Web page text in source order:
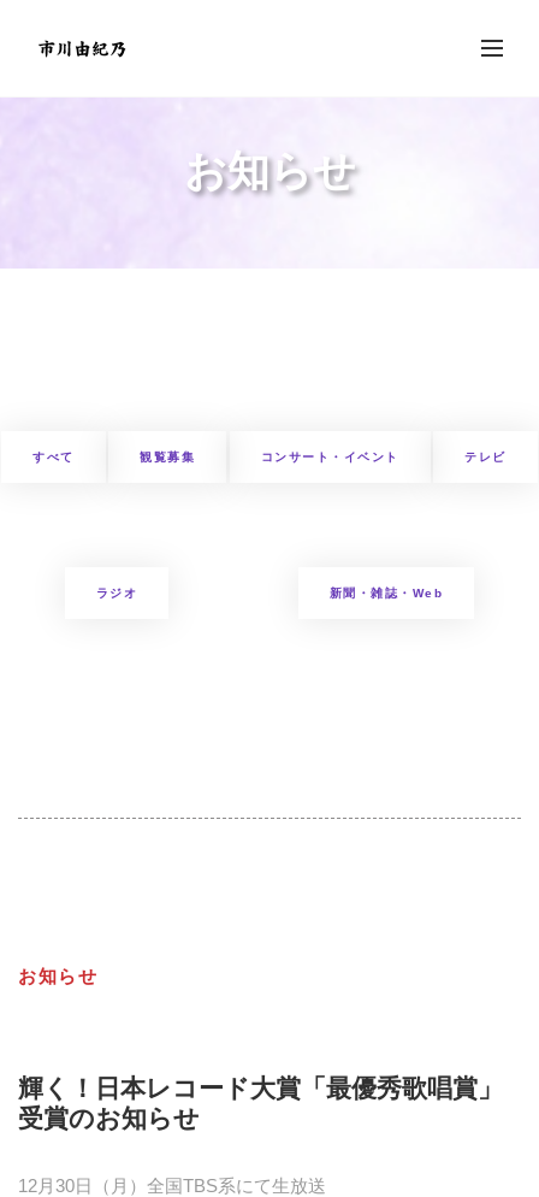
お知らせ
すべて 観覧募集 コンサート・イベント テレビ
ラジオ 新聞・雑誌・Web
お知らせ
輝く！日本レコード大賞「最優秀歌唱賞」
受賞のお知らせ
12月30日（月）全国TBS系にて生放送